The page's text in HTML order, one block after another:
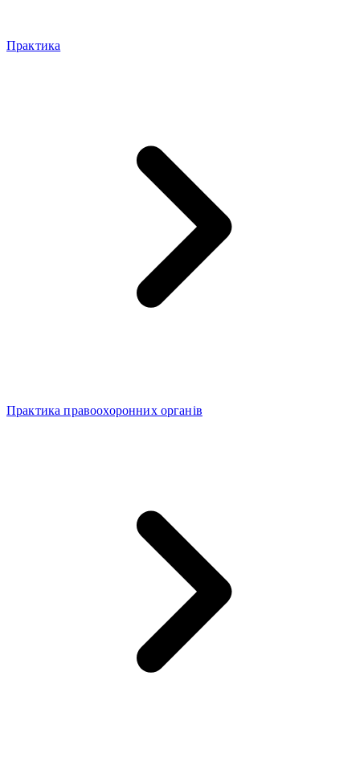
Практика
Практика правоохоронних органів